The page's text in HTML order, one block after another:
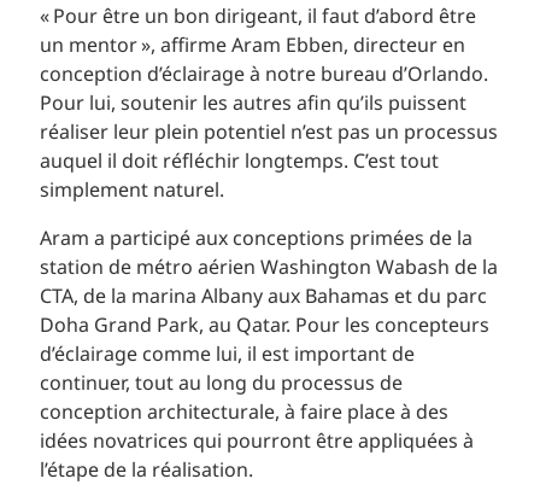
« Pour être un bon dirigeant, il faut d’abord être
un mentor », affirme Aram Ebben, directeur en
conception d’éclairage à notre bureau d’Orlando.
Pour lui, soutenir les autres afin qu’ils puissent
réaliser leur plein potentiel n’est pas un processus
auquel il doit réfléchir longtemps. C’est tout
simplement naturel.
Aram a participé aux conceptions primées de la
station de métro aérien Washington Wabash de la
CTA, de la marina Albany aux Bahamas et du parc
Doha Grand Park, au Qatar. Pour les concepteurs
d’éclairage comme lui, il est important de
continuer, tout au long du processus de
conception architecturale, à faire place à des
idées novatrices qui pourront être appliquées à
l’étape de la réalisation.